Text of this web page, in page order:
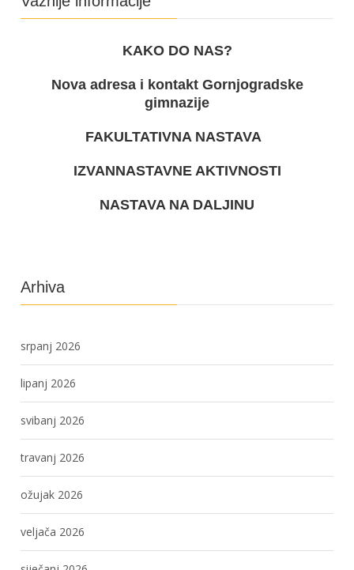
KAKO DO NAS?
Nova adresa i kontakt Gornjogradske
gimnazije
FAKULTATIVNA NASTAVA
IZVANNASTAVNE AKTIVNOSTI
NASTAVA NA DALJINU
Arhiva
srpanj 2026
lipanj 2026
svibanj 2026
travanj 2026
ožujak 2026
veljača 2026